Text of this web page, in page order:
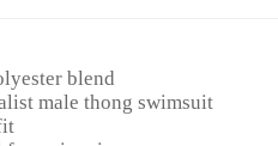
blend
male thong swimsuit